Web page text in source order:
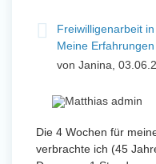
Freiwilligenarbeit
Meine
von Janina,
Die 4 Wochen für
verbrachte ich (45